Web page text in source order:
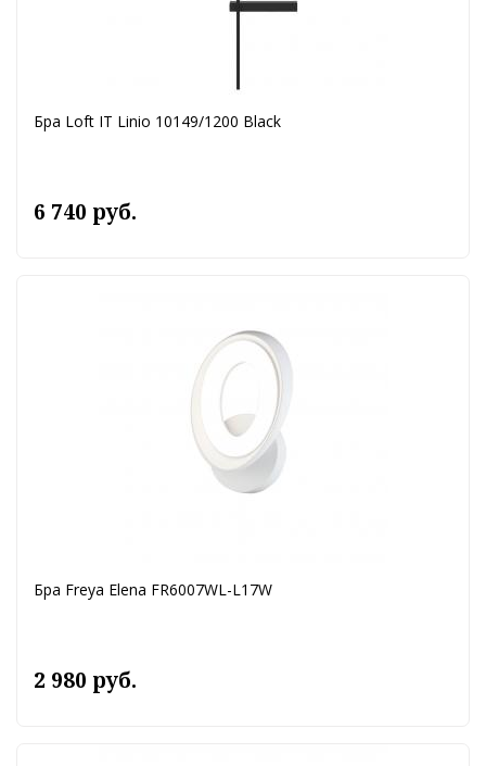
Бра Loft IT Linio 10149/1200 Black
6 740 руб.
Бра Freya Elena FR6007WL-L17W
2 980 руб.